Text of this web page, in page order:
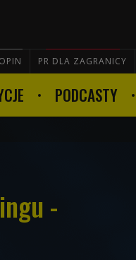
PR DLA ZAGRANICY

PODCASTY
-